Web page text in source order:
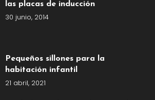
las placas de inducción
30 junio, 2014
Pequeños sillones para la
habitación infantil
21 abril, 2021